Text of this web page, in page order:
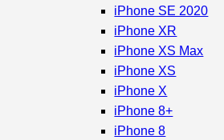
iPhone SE 2020
iPhone XR
iPhone XS Max
iPhone XS
iPhone X
iPhone 8+
iPhone 8